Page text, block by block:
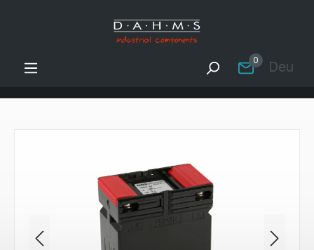
Zum Hauptinhalt springen
0
Bildergalerie überspringen